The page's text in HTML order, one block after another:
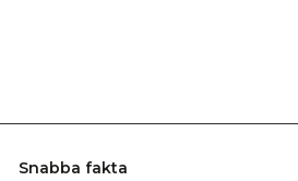
Snabba fakta